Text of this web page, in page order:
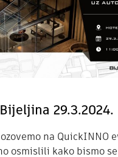
29.3.2024.
na QuickINNO
osmislili kako bismo se